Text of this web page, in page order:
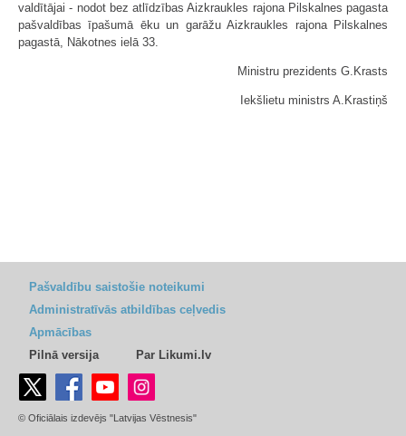
valdītājai - nodot bez atlīdzības Aizkraukles rajona Pilskalnes pagasta
pašvaldības īpašumā ēku un garāžu Aizkraukles rajona Pilskalnes
pagastā, Nākotnes ielā 33.
Ministru prezidents G.Krasts
Iekšlietu ministrs A.Krastiņš
Pašvaldību saistošie noteikumi
Administratīvās atbildības ceļvedis
Apmācības
Pilnā versija
Par Likumi.lv
© Oficiālais izdevējs "Latvijas Vēstnesis"